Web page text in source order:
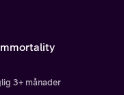
3+ månader